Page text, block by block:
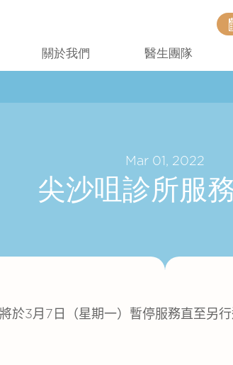
關於我們 醫生團隊
Mar 01, 2022
尖沙咀診所服
於3月 7 日（星期一）暫停服務直至另